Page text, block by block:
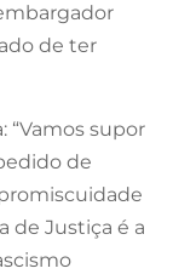
de ter
“Vamos supor
de
de Justiça é a